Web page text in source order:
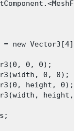
new Vector3[4];
0, 0);
0, 0);
height, 0);
height,